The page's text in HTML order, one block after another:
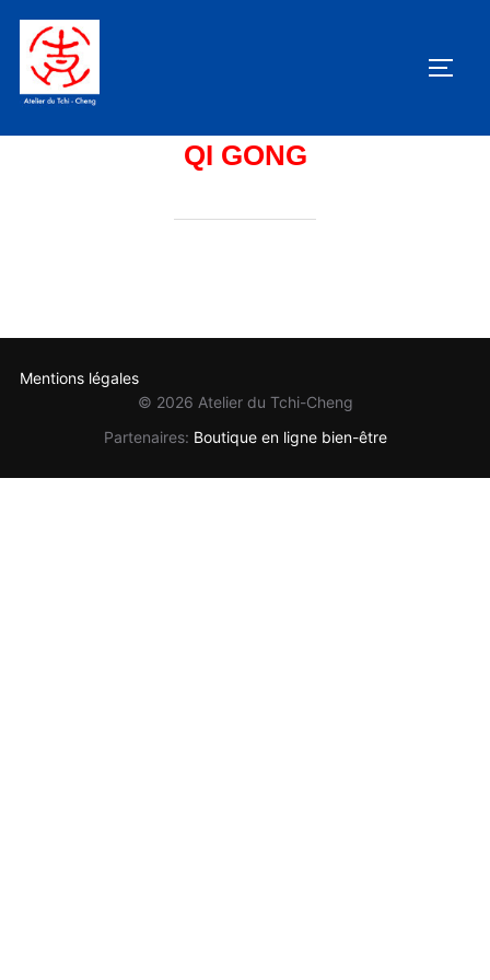
Aller
contenu
QI GONG
Mentions légales
© 2026 Atelier du Tchi-Cheng
Partenaires: Boutique en ligne bien-être